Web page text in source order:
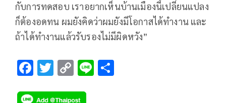
กับการทดสอบ เราอยากเห็นบ้านเมืองนี้เปลี่ยนแปลง
ก็ต้องอดทน ผมยังคิดว่าผมยังมีโอกาสได้ทำงาน และ
ถ้าได้ทำงานแล้วรับรองไม่มีผิดหวัง”
F T C Li